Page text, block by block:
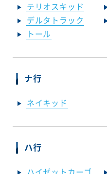
テリオスキッド
デルタトラック
トール
ナ行
ネイキッド
ハ行
ハイゼットカーゴ